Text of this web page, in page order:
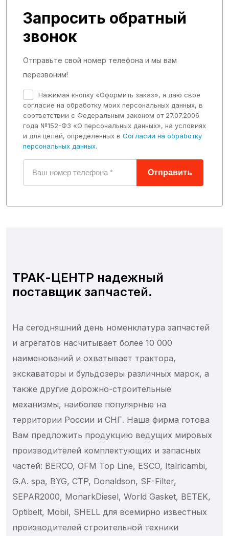
Муфты и адаптеры
Подушки скольжения
Сальники
Трубки и РВД
Уплотнительные кольца
Запросить обратный
звонок
Отправьте свой номер телефона и мы вам
перезвоним!
Нажимая кнопку «Оформить заказ», я даю свое
согласие на обработку моих персональных данных, в
соответствии с Федеральным законом от 27.07.2006
года №152-ФЗ «О персональных данных», на условиях
и для целей, определенных в Согласии на обработку
персональных данных.
Отправить
ТРАК-ЦЕНТР надежный
поставщик запчастей.
На сегодняшний день номенклатура запчастей
и агрегатов насчитывает более 10 000
наименований и охватывает трактора,
экскаваторы и бульдозеры различных марок, а
также другие дорожно-строительные
механизмы, наиболее популярные на
территории России и СНГ. Наша фирма готова
Вам предложить продукцию ведущих мировых
производителей комплектующих и запасных
частей: BERCO, OFM Top Line, ESCO, Italricambi,
G.A. spa, BYG, CTP, Donaldson, SF-Filter,
SEPAR2000, MonarkDiesel, World Gasket, BETEK,
Optibelt, Mobil, SHELL для всемирно известных
производителей строительной техники